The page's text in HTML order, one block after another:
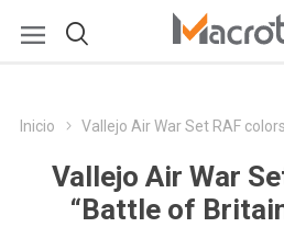
Inicio Vallejo Air War Set RAF
Vallejo Air War
“Battle of